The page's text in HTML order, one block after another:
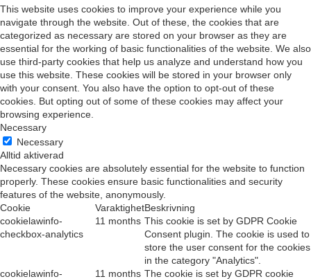
This website uses cookies to improve your experience while you
navigate through the website. Out of these, the cookies that are
categorized as necessary are stored on your browser as they are
essential for the working of basic functionalities of the website. We also
use third-party cookies that help us analyze and understand how you
use this website. These cookies will be stored in your browser only
with your consent. You also have the option to opt-out of these
cookies. But opting out of some of these cookies may affect your
browsing experience.
Necessary
Necessary
Alltid aktiverad
Necessary cookies are absolutely essential for the website to function
properly. These cookies ensure basic functionalities and security
features of the website, anonymously.
Cookie
VaraktighetBeskrivning
cookielawinfo-
checkbox-analytics
11 months This cookie is set by GDPR Cookie
Consent plugin. The cookie is used to
store the user consent for the cookies
in the category "Analytics".
cookielawinfo-
11 months The cookie is set by GDPR cookie